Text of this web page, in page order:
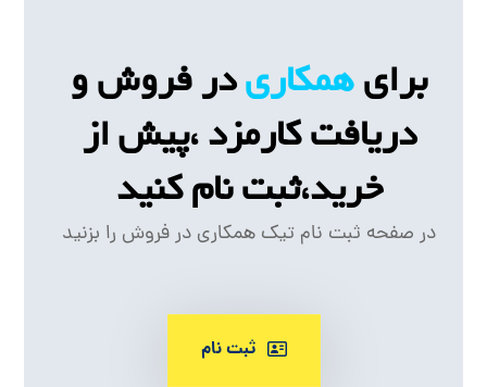
برای همکاری در فروش و
دریافت کارمزد ،پیش از
خرید،ثبت نام کنید
در صفحه ثبت نام تیک همکاری در فروش را بزنید
ثبت نام